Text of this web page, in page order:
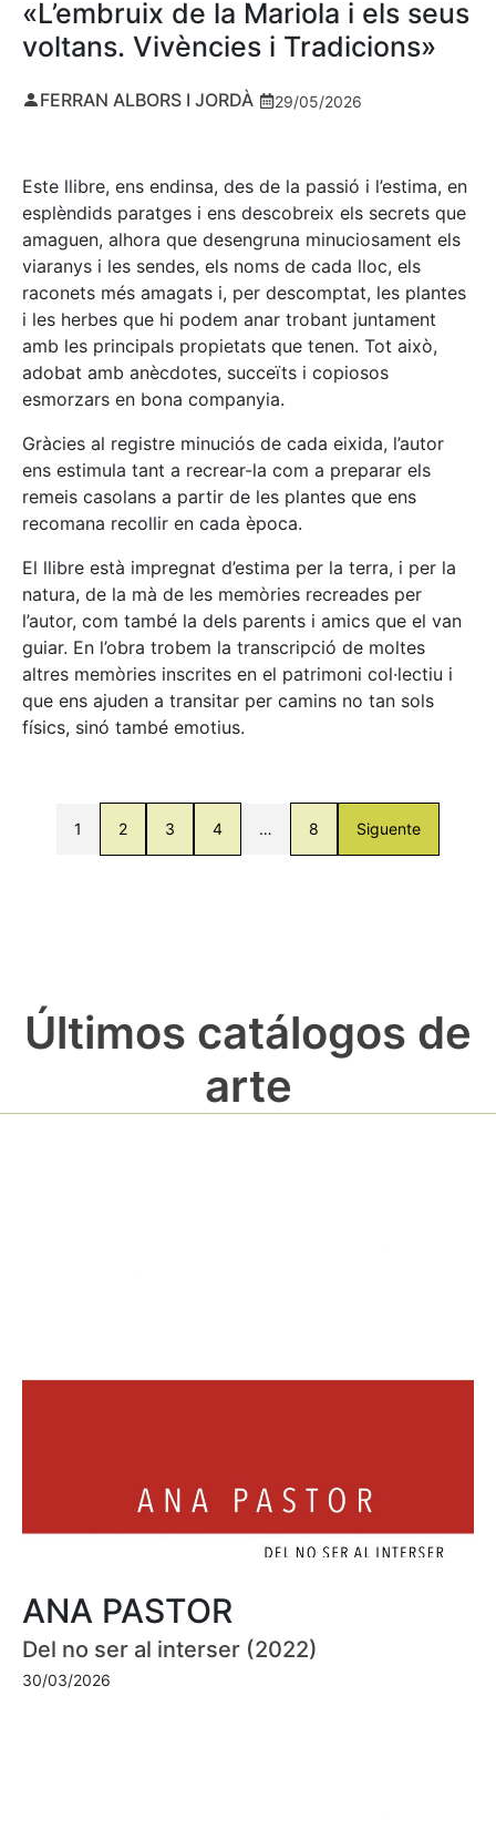
«L’embruix de la Mariola i els seus
voltans. Vivències i Tradicions»
FERRAN ALBORS I JORDÀ 29/05/2026
Este llibre, ens endinsa, des de la passió i l’estima, en
esplèndids paratges i ens descobreix els secrets que
amaguen, alhora que desengruna minuciosament els
viaranys i les sendes, els noms de cada lloc, els
raconets més amagats i, per descomptat, les plantes
i les herbes que hi podem anar trobant juntament
amb les principals propietats que tenen. Tot això,
adobat amb anècdotes, succeïts i copiosos
esmorzars en bona companyia.
Gràcies al registre minuciós de cada eixida, l’autor
ens estimula tant a recrear-la com a preparar els
remeis casolans a partir de les plantes que ens
recomana recollir en cada època.
El llibre està impregnat d’estima per la terra, i per la
natura, de la mà de les memòries recreades per
l’autor, com també la dels parents i amics que el van
guiar. En l’obra trobem la transcripció de moltes
altres memòries inscrites en el patrimoni col·lectiu i
que ens ajuden a transitar per camins no tan sols
físics, sinó també emotius.
1 2 3 4 … 8 Siguente
Últimos catálogos de
arte
ANA PASTOR
Del no ser al interser (2022)
30/03/2026